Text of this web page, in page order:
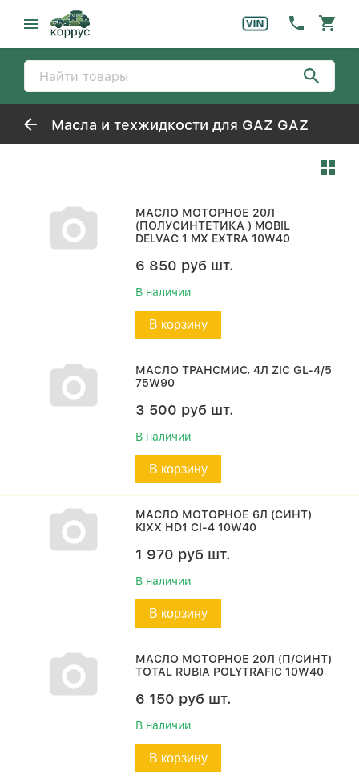
Масла и техжидкости для GAZ GAZ
МАСЛО МОТОРНОЕ 20Л
(ПОЛУСИНТЕТИКА ) MOBIL
DELVAC 1 MX EXTRA 10W40
6 850 руб шт.
В наличии
В корзину
МАСЛО ТРАНСМИС. 4Л ZIС GL-4/5
75W90
3 500 руб шт.
В наличии
В корзину
МАСЛО МОТОРНОЕ 6Л (СИНТ)
KIXX HD1 CI-4 10W40
1 970 руб шт.
В наличии
В корзину
МАСЛО МОТОРНОЕ 20Л (П/СИНТ)
TOTAL RUBIA POLYTRAFIC 10W40
6 150 руб шт.
В наличии
В корзину